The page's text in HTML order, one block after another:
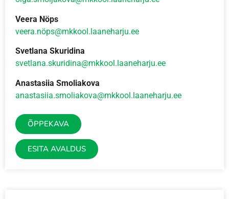
Veera Nöps
veera.nöps@mkkool.laaneharju.ee
Svetlana Skuridina
svetlana.skuridina@mkkool.laaneharju.ee
Anastasiia Smoliakova
anastasiia.smoliakova@mkkool.laaneharju.ee
ÕPPEKAVA
ESITA AVALDUS